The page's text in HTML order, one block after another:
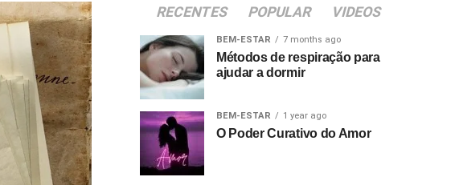
RECENTES POPULAR VIDEOS
BEM-ESTAR 7 months ago
Métodos de respiração para
ajudar a dormir
BEM-ESTAR 1 year ago
O Poder Curativo do Amor